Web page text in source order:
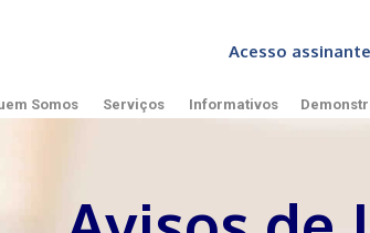
Acesso
Somos Serviços Informativos